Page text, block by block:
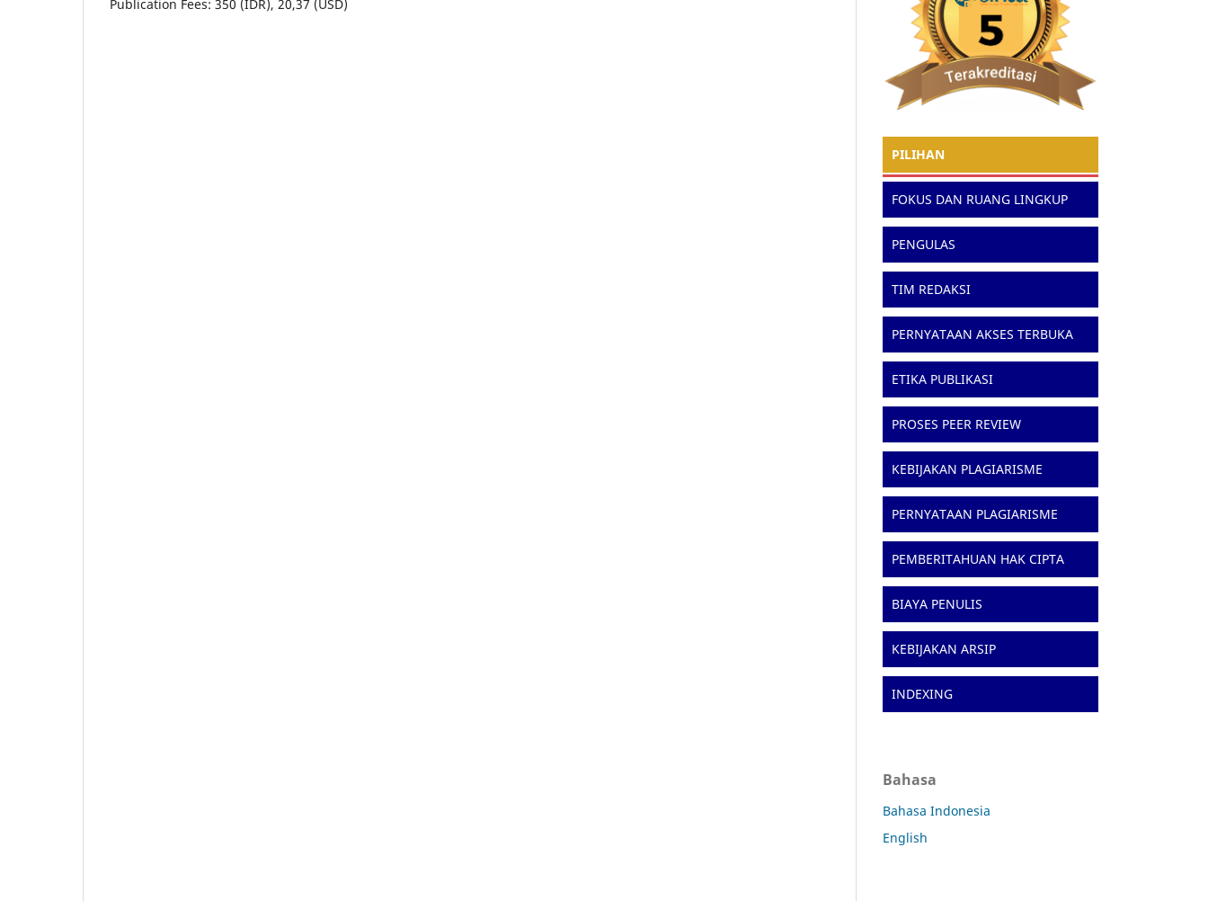
Publication Fees: 350 (IDR), 20,37 (USD)
PILIHAN
FOKUS DAN RUANG LINGKUP
PENGULAS
TIM REDAKSI
PERNYATAAN AKSES TERBUKA
ETIKA PUBLIKASI
PROSES PEER REVIEW
KEBIJAKAN PLAGIARISME
PERNYATAAN PLAGIARISME
PEMBERITAHUAN HAK CIPTA
BIAYA PENULIS
KEBIJAKAN ARSIP
INDEXING
Bahasa
Bahasa Indonesia
English